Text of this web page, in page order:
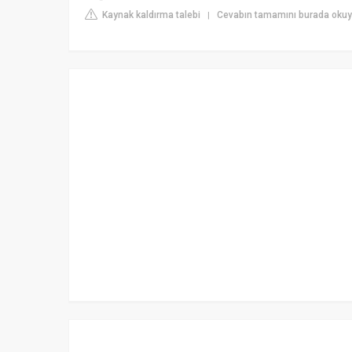
Kaynak kaldırma talebi | Cevabın tamamını burada